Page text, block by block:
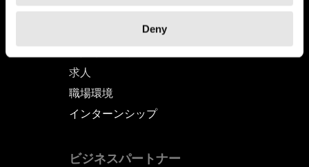
Deny
求人とキャリア
求人
職場環境
インターンシップ
ビジネスパートナー